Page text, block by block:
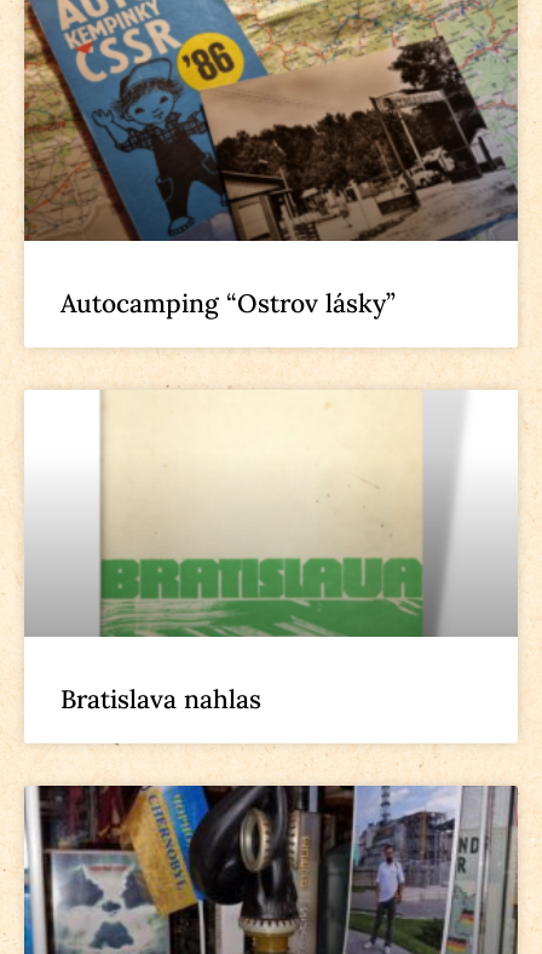
Autocamping “Ostrov lásky”
Bratislava nahlas